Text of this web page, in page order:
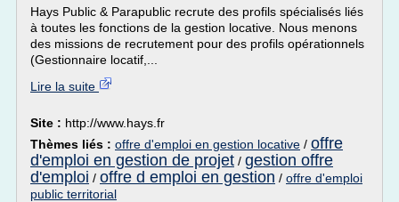
Hays Public & Parapublic recrute des profils spécialisés liés
à toutes les fonctions de la gestion locative. Nous menons
des missions de recrutement pour des profils opérationnels
(Gestionnaire locatif,...
Lire la suite
Site : http://www.hays.fr
Thèmes liés : offre d'emploi en gestion locative / offre
d'emploi en gestion de projet / gestion offre
d'emploi / offre d emploi en gestion / offre d'emploi
public territorial